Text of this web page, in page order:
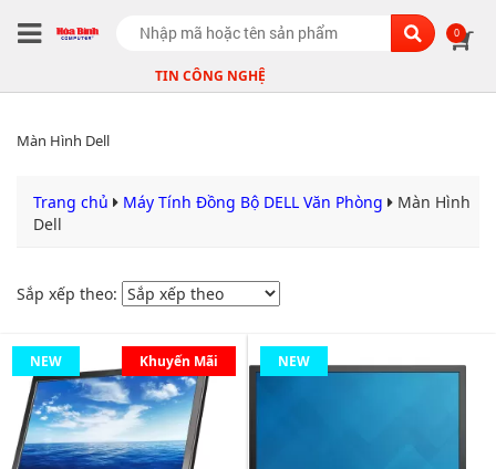
0
Search
TIN CÔNG NGHỆ
Màn Hình Dell
Trang chủ Máy Tính Đồng Bộ DELL Văn Phòng
Màn Hình
Dell
Sắp xếp theo:
Khuyến Mãi
NEW NEW